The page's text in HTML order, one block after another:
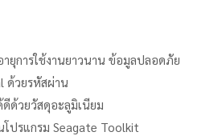
ายุการใช้งานยาวนาน ข้อมูลปลอดภัย
ด้วยรหัสผ่าน
ด้วยวัสดุอะลูมิเนียม
โปรแกรม Seagate Toolkit